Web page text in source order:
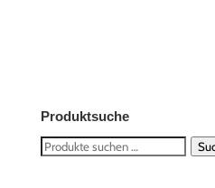
Produktsuche
Suchen